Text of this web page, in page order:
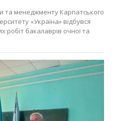
та менеджменту Карпатського
«Україна» відбувся
робіт бакалаврів очної та